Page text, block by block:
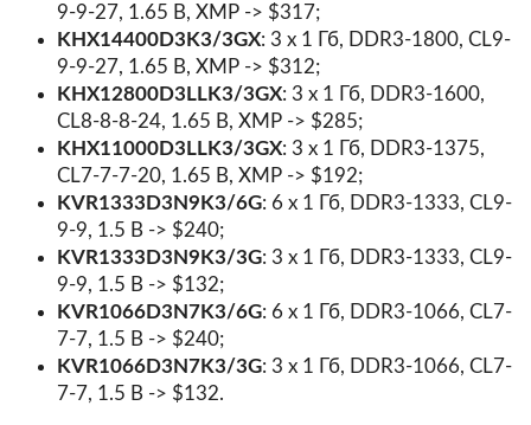
9-9-27, 1.65 В, XMP -> $317;
KHX14400D3K3/3GX: 3 x 1 Гб, DDR3-1800, CL9-
9-9-27, 1.65 В, XMP -> $312;
KHX12800D3LLK3/3GX: 3 x 1 Гб, DDR3-1600,
CL8-8-8-24, 1.65 В, XMP -> $285;
KHX11000D3LLK3/3GX: 3 x 1 Гб, DDR3-1375,
CL7-7-7-20, 1.65 В, XMP -> $192;
KVR1333D3N9K3/6G: 6 x 1 Гб, DDR3-1333, CL9-
9-9, 1.5 В -> $240;
KVR1333D3N9K3/3G: 3 x 1 Гб, DDR3-1333, CL9-
9-9, 1.5 В -> $132;
KVR1066D3N7K3/6G: 6 x 1 Гб, DDR3-1066, CL7-
7-7, 1.5 В -> $240;
KVR1066D3N7K3/3G: 3 x 1 Гб, DDR3-1066, CL7-
7-7, 1.5 В -> $132.